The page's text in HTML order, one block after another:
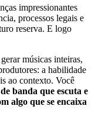
impressionantes
processos legais e
reserva. E logo
músicas inteiras,
a habilidade
ao contexto. Você
banda que escuta e
algo que se encaixa